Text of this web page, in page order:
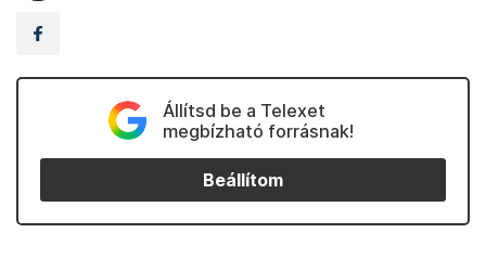
Állítsd be a Telexet
megbízható forrásnak!
Beállítom